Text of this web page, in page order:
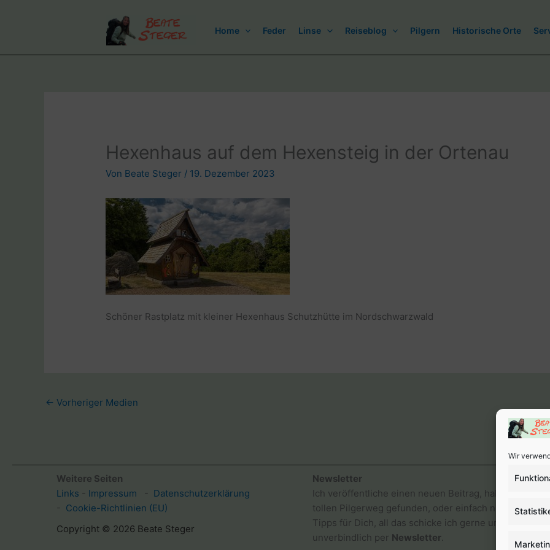
Wir
Home Feder Linse Reiseblog Pilgern Historische Orte
Hexenhaus auf dem Hexensteig in der Ortenau
Von Beate Steger / 19. Dezember 2023
Schöner Rastplatz mit kleiner Hexenhaus Schutzhütte im Nordschwarzwald
← Vorheriger Medien
Weitere Seiten
Links - Impressum - Datenschutzerklärung
- Cookie-Richtlinien (EU)
Copyright © 2026 Beate Steger
Newsletter
Ich veröffentliche einen neuen Beitrag, habe einen
tollen Pilgerweg gefunden, oder einfach nur gute
Tipps für Dich, all das schicke ich gerne und
unverbindlich per Newsletter.